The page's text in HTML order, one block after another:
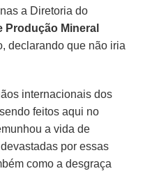
a Diretoria do
Produção Mineral
declarando que não iria
internacionais dos
feitos aqui no
a vida de
por essas
como a desgraça